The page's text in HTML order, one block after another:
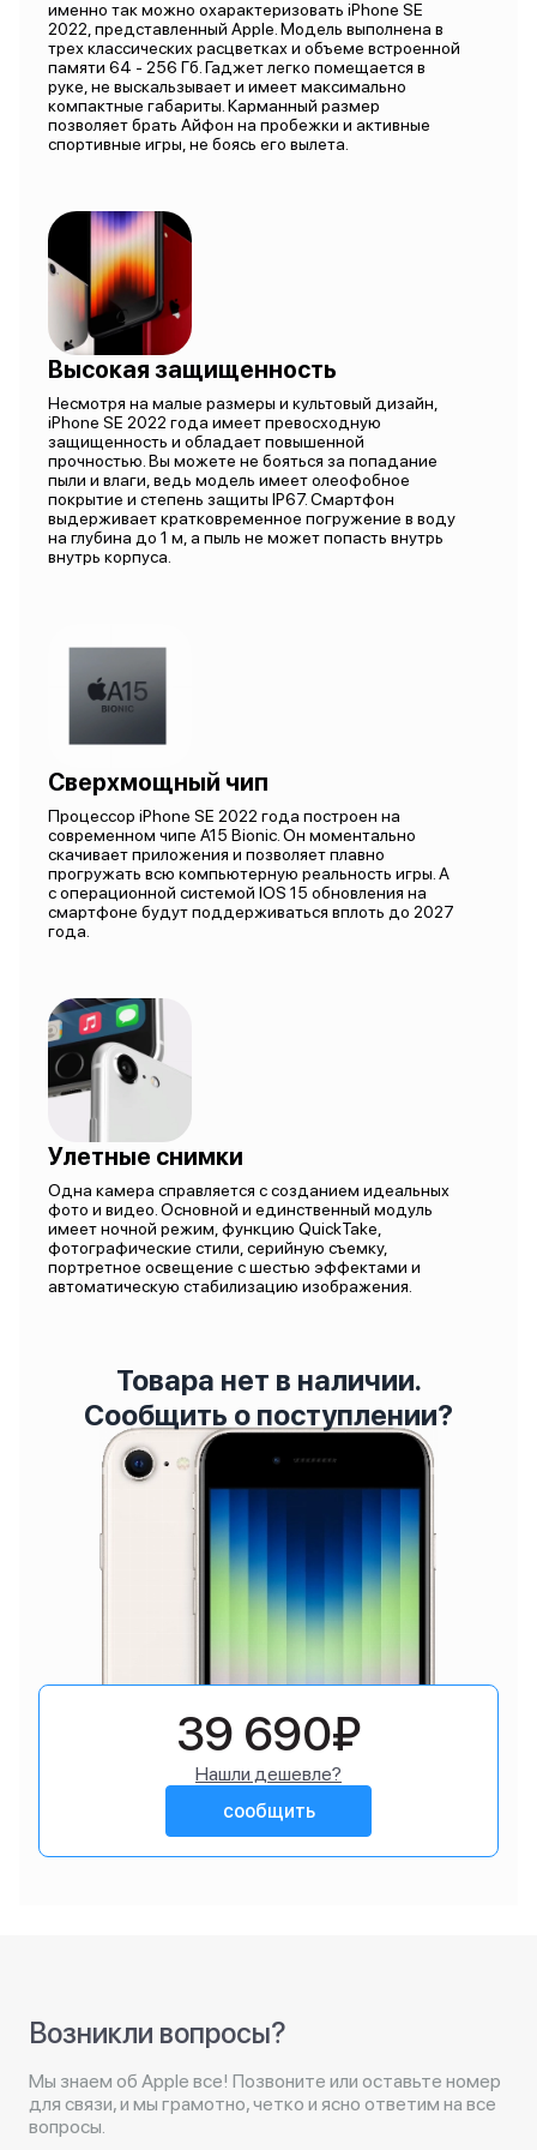
именно так можно охарактеризовать iPhone SE
2022, представленный Apple. Модель выполнена в
трех классических расцветках и объеме встроенной
памяти 64 - 256 Гб. Гаджет легко помещается в
руке, не выскальзывает и имеет максимально
компактные габариты. Карманный размер
позволяет брать Айфон на пробежки и активные
спортивные игры, не боясь его вылета.
Высокая защищенность
Несмотря на малые размеры и культовый дизайн,
iPhone SE 2022 года имеет превосходную
защищенность и обладает повышенной
прочностью. Вы можете не бояться за попадание
пыли и влаги, ведь модель имеет олеофобное
покрытие и степень защиты IP67. Смартфон
выдерживает кратковременное погружение в воду
на глубина до 1 м, а пыль не может попасть внутрь
внутрь корпуса.
Сверхмощный чип
Процессор iPhone SE 2022 года построен на
современном чипе A15 Bionic. Он моментально
скачивает приложения и позволяет плавно
прогружать всю компьютерную реальность игры. А
с операционной системой IOS 15 обновления на
смартфоне будут поддерживаться вплоть до 2027
года.
Улетные снимки
Одна камера справляется с созданием идеальных
фото и видео. Основной и единственный модуль
имеет ночной режим, функцию QuickTake,
фотографические стили, серийную съемку,
портретное освещение с шестью эффектами и
автоматическую стабилизацию изображения.
Товара нет в наличии.
Сообщить о поступлении?
39 690₽
Нашли дешевле?
сообщить
Возникли вопросы?
Мы знаем об Apple все! Позвоните или оставьте номер
для связи, и мы грамотно, четко и ясно ответим на все
вопросы.